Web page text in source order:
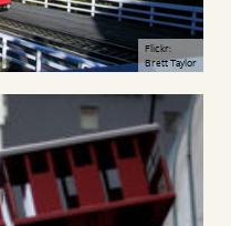
Flickr:
Brett Taylor